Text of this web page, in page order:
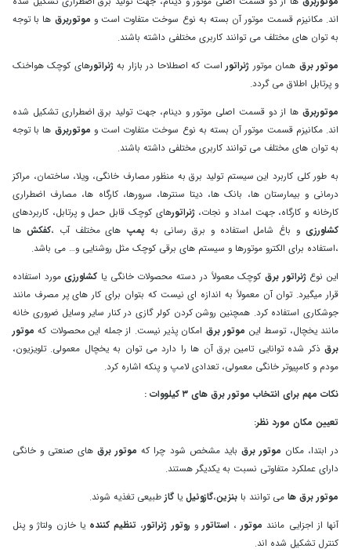
اند. مکانیزم قسمت موتور آن بسته به نوع سوخت متفاوت است و موتوربرق ها با توجه
به توان های مختلف می توانند کاربری مختلفی داشته باشند.
موتور برق همان موتور ژنراتور است که اصطلاحا در بازار بهژنراتورهای کوچک هواخنک
و پرتابل اطلاق می گردد.
موتوربرق ها از دو قسمت اصلی موتور و دینام، جهت تولید برق اضطراری تشکیل شده
اند. مکانیزم قسمت موتور آن بسته به نوع سوخت متفاوت است و موتوربرق ها با توجه
به توان های مختلف می توانند کاربری مختلفی داشته باشند.
به طور کلی کاربرد این سیستم تولید برق به منظور مصارف خانگی، ویلا، ساختمان، مراکز
درمانی و بیمارستان ها، بانک ها، دیتا سنترها، سرورها، کارگاه ها، مصارف اضطراری
کارخانه و کارگاه، جهت امداد و نجات،ژنراتورهای کوچک قابل حمل و پرتابل، کاربردهای
کشاورزیو باغ شامل استفاده و برق رسانی به پمپ های مختلف آب ،کفکش ها
،استفاده برای الکترو موتورها و سیستم های برقی کوچک مثل روشنایی و… می باشد.
این نوعژنراتور برق کوچک معمولاً در دسته محصولات خانگی یا کشاورزیمورد استفاده
قرار میگیرد. توان آن معمولاً به اندازه ای نیست که بتوان برای کار های پر مصرف مانند
جوشکاری استفاده کرد. همچنین روشن کردن کولر گازی در کنار سایر وسایل ضروری خانه
مانند یخچال، توسط این موتور برق امکان پذیر نیست. از جمله این محصولات که موتور
برق ذکر شده توانایی تامین برق آن ها را دارد می توان به یخچال معمولی. تلویزیون،
مودم و کامپیوتر خانگی معمولی، تعدادی لامپ و پنکه اشاره کرد.
نکات مهم برای انتخاب موتور برق های ۳ کیلووات :
تعیین مکان مورد نظر:
در ابتدا، مکان موتور برق باید مشخص شود چرا که موتور برقهای صنعتی و خانگی
دارای عملکرد متفاوتی نسبت به یکدیگر هستند.
موتور برق ها می توانند با بنزین،گازوئیل یا گاز طبیعی تغذیه شوند.
آنها از اجزایی مانند موتور ، استاتور و روتور ژنراتور، تنظیم کننده یا خازن ولتاژ و پنل
کنترل تشکیل شده اند.